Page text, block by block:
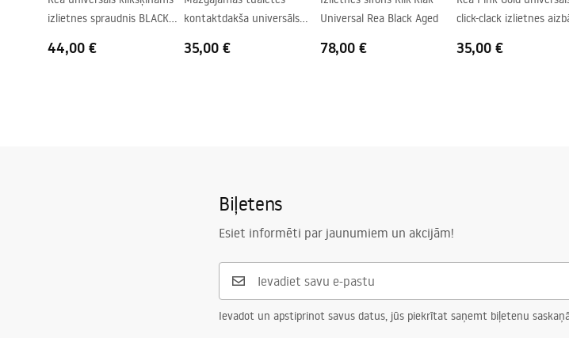
izlietnes spraudnis BLACK
44,00 €
kontaktdakša universāls
35,00 €
Universal Rea Black Aged
78,00 €
click-clack izlietnes
35,00 €
Biļetens
Esiet informēti par jaunumiem un akcijām!
Ievadot un apstiprinot savus datus, jūs piekrītat saņemt biļetenu